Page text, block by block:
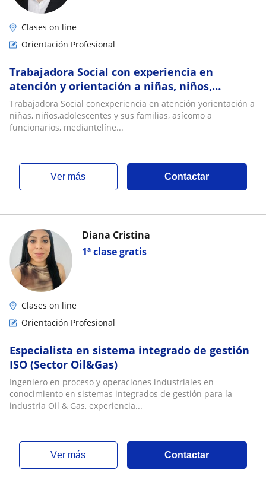
Clases on line
Orientación Profesional
Trabajadora Social con experiencia en
atención y orientación a niñas, niños,
adolescentes y sus familias, así como a
funcionarios
Trabajadora Social conexperiencia en atención yorientación a
niñas, niños,adolescentes y sus familias, asícomo a
funcionarios, mediantelíne...
ver más Contactar
1ª clase gratis
Diana Cristina
Clases on line
Orientación Profesional
Especialista en sistema integrado de gestión
ISO (Sector Oil&Gas)
Ingeniero en proceso y operaciones industriales en
conocimiento en sistemas integrados de gestión para la
industria Oil & Gas, experiencia...
ver más Contactar